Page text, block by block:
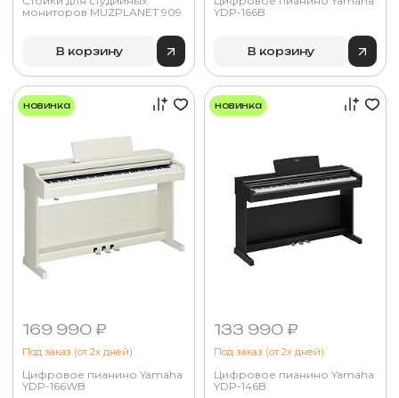
мониторов MUZPLANET 909
В корзину
YDP-166B
В корзину
новинка
169 990 ₽
Под заказ (от 2х дней)
Цифровое пианино Yamaha
YDP-166WB
новинка
133 990 ₽
Под заказ (от 2х дней)
Цифровое пианино Yamaha
YDP-146B